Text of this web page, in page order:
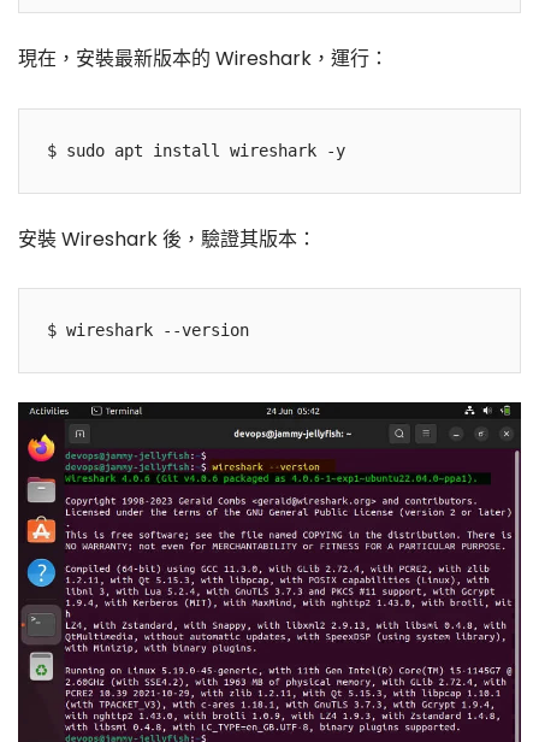
現在，安裝最新版本的 Wireshark，運行：
安裝 Wireshark 後，驗證其版本：